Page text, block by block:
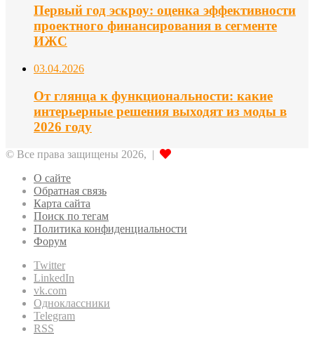
Первый год эскроу: оценка эффективности
проектного финансирования в сегменте
ИЖС
03.04.2026
От глянца к функциональности: какие
интерьерные решения выходят из моды в
2026 году
© Все права защищены 2026, |
О сайте
Обратная связь
Карта сайта
Поиск по тегам
Политика конфиденциальности
Форум
Twitter
LinkedIn
vk.com
Одноклассники
Telegram
RSS